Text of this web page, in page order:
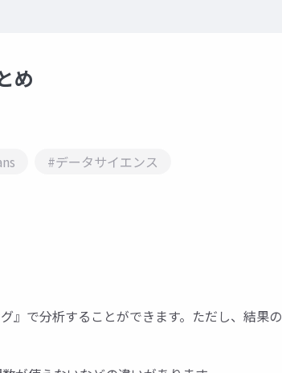
め
#データサイエンス
』で分析することができます。ただし、結果の